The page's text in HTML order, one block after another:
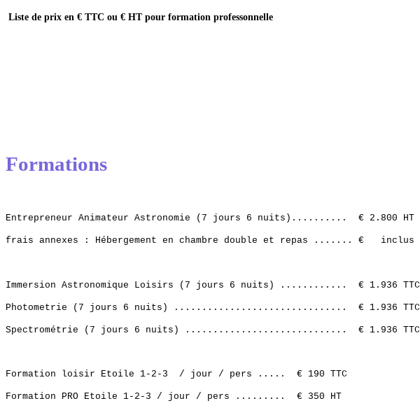
Liste de prix en € TTC ou € HT pour formation professonnelle
Formations
Entrepreneur Animateur Astronomie (7 jours 6 nuits).......... € 2.800 HT
frais annexes : Hébergement en chambre double et repas ....... € inclus
Immersion Astronomique Loisirs (7 jours 6 nuits) ............ € 1.936 TTC
Photometrie (7 jours 6 nuits) ............................... € 1.936 TTC
Spectrométrie (7 jours 6 nuits) ............................. € 1.936 TTC
Formation loisir Etoile 1-2-3 / jour / pers ..... € 190 TTC
Formation PRO Etoile 1-2-3 / jour / pers ......... € 350 HT